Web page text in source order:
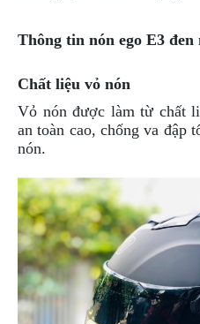
MƯA
GĂNG
TAY
MOTO
DƯỠNG
SÊN
BALO
TÚI
ĐEO
GIVI
GIÀY
MOTO
Thông tin nón ego E3 đen
Chất liệu vỏ nón
Vỏ nón được làm từ chất
an toàn cao, chống va đập
nón.